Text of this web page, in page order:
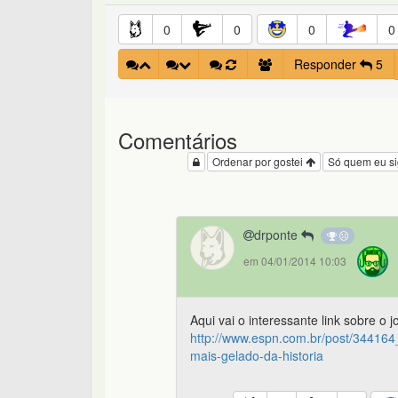
0 0 0
0
Responder
5
Comentários
Só quem eu
Ordenar por gostei
drponte
em 04/01/2014 10:03
Aqui vai o interessante link sobre o
http://www.espn.com.br/post/
mais-gelado-da-historia